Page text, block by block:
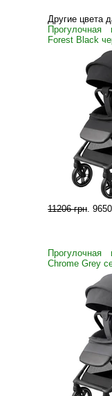
Другие цвета
Forest Black
11206 грн.
Chrome Grey